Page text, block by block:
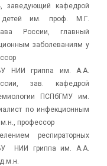
, заведующий кафедрой
детей им. проф. М.Г.
России, главный
заболеваниям у
НИИ гриппа им. А.А.
зав. кафедрой
ПСПбГМУ им.
по инфекционным
профессор
респираторных
НИИ гриппа им. А.А.